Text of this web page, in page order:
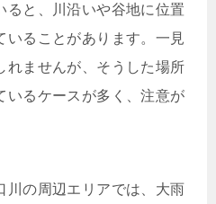
ると、川沿いや谷地に位置
いることがあります。一見
れませんが、そうした場所
いるケースが多く、注意が
川の周辺エリアでは、大雨